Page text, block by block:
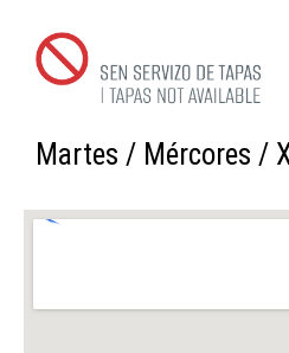
Martes / Mércores /